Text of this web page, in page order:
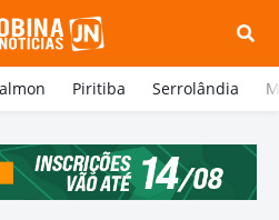
Piritiba Serrolândia